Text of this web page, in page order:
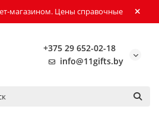
магазином. Цены справочные
+375 29 652-02-18
info@11gifts.by